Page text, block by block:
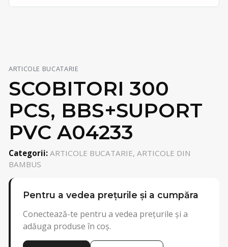
ARTICOLE BUCATARIE
SCOBITORI 300
PCS, BBS+SUPORT
PVC A04233
Categorii: ARTICOLE BUCATARIE, ARTICOLE DIN
BAMBUS
Pentru a vedea prețurile și a cumpăra
Conectează-te pentru a vedea prețurile și a
adăuga produse în coș.